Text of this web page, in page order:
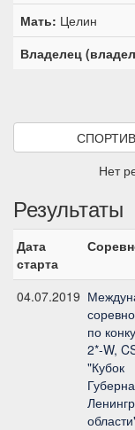
Мать: Целин
Владелец
Нет
Результаты
Дата
старта
04.07.2019
по
2*-W,
"Кубок